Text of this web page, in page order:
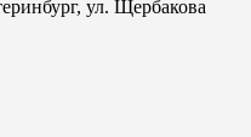
ул. Щербакова